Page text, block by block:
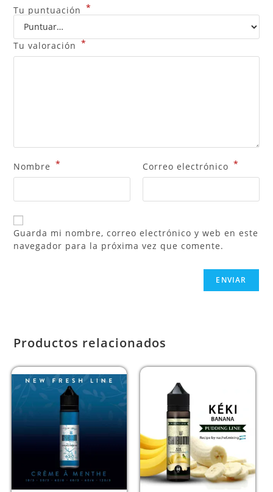
Tu puntuación *
Tu valoración *
Nombre * Correo electrónico *
Guarda mi nombre, correo electrónico y web en este
navegador para la próxima vez que comente.
Productos relacionados